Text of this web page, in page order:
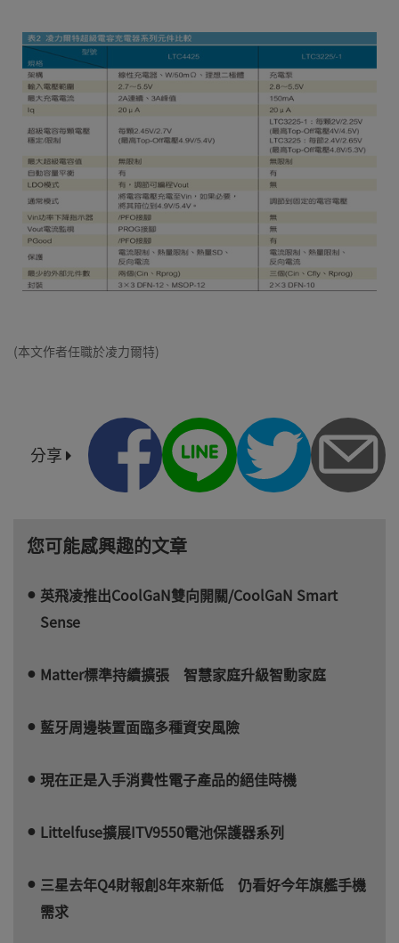
(本文作者任職於凌力爾特)
分享
您可能感興趣的文章
英飛凌推出CoolGaN雙向開關/CoolGaN Smart
Sense
Matter標準持續擴張 智慧家庭升級智動家庭
藍牙周邊裝置面臨多種資安風險
現在正是入手消費性電子產品的絕佳時機
Littelfuse擴展ITV9550電池保護器系列
三星去年Q4財報創8年來新低 仍看好今年旗艦手機
需求